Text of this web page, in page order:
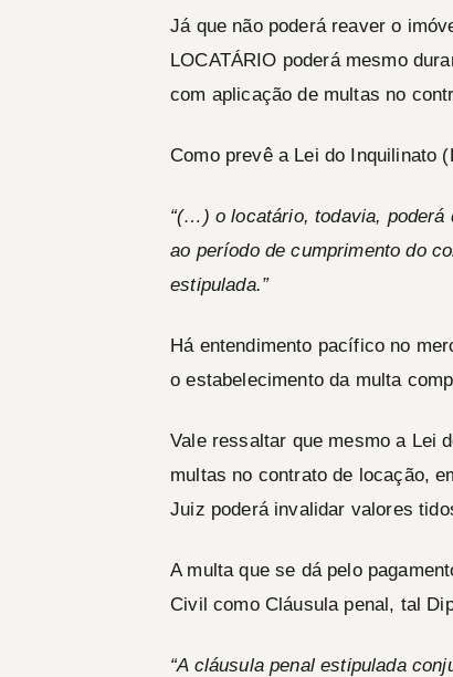
Já que não poderá reaver o
LOCATÁRIO poderá mesmo
com aplicação de multas no
Como prevê a Lei do Inquilinato
“(…) o locatário, todavia, poderá
ao período de cumprimento do
estipulada.”
Há entendimento pacífico no
o estabelecimento da multa
Vale ressaltar que mesmo a Lei
multas no contrato de locação,
Juiz poderá invalidar valores
A multa que se dá pelo
Civil como Cláusula penal, tal
“A cláusula penal estipulada